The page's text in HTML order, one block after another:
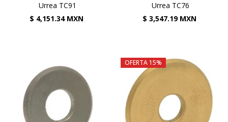
Urrea TC91
$ 4,151.34 MXN
Urrea TC76
$ 3,547.19 MXN
OFERTA 15%